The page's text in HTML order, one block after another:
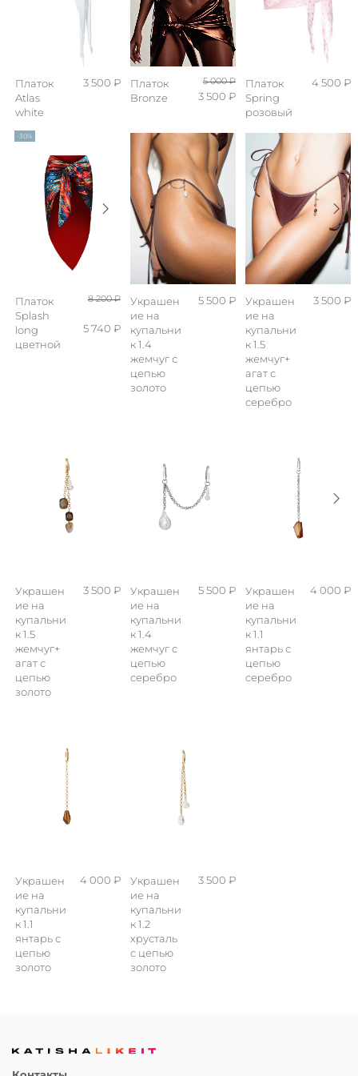
Платок
Atlas
white
3 500 ₽
Платок
Bronze
5 000 ₽
3 500 ₽
Платок
Spring
розовый
4 500 ₽
-30%
Платок
Splash
long
цветной
8 200 ₽
5 740 ₽
Украшен
ие на
купальни
к 1.4
жемчуг с
цепью
золото
5 500 ₽
Украшен
ие на
купальни
к 1.5
жемчуг+
агат с
цепью
серебро
3 500 ₽
Украшен
ие на
купальни
к 1.5
жемчуг+
агат с
цепью
золото
3 500 ₽
Украшен
ие на
купальни
к 1.4
жемчуг с
цепью
серебро
5 500 ₽
Украшен
ие на
купальни
к 1.1
янтарь с
цепью
cеребро
4 000 ₽
Украшен
ие на
купальни
к 1.1
янтарь с
цепью
золото
4 000 ₽
Украшен
ие на
купальни
к 1.2
хрусталь
с цепью
золото
3 500 ₽